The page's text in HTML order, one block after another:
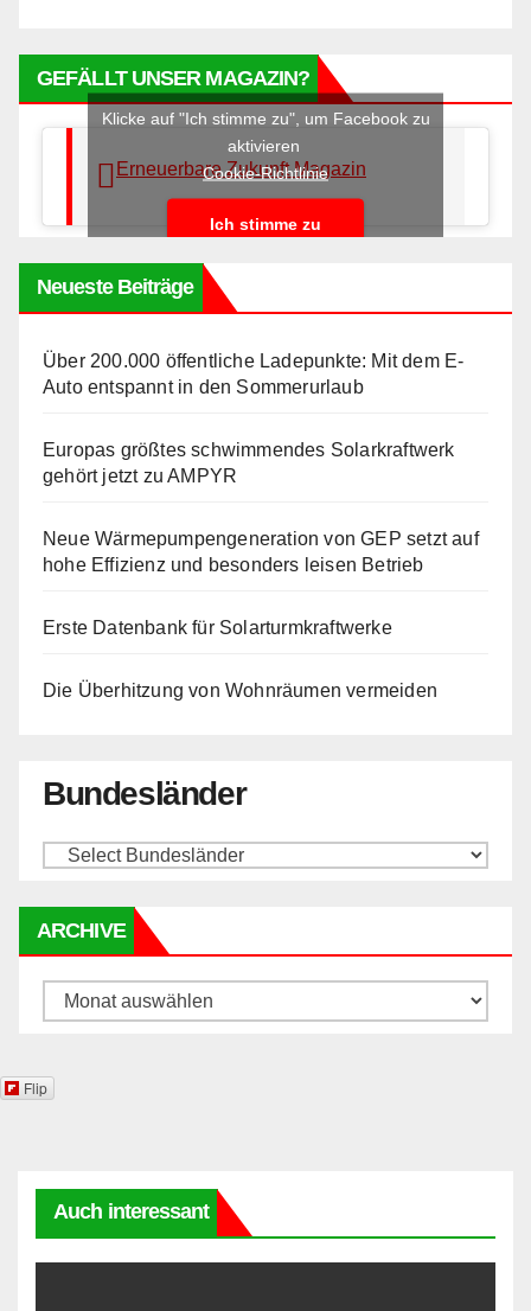
GEFÄLLT UNSER MAGAZIN?
Erneuerbare Zukunft Magazin
Klicke auf "Ich stimme zu", um Facebook zu
aktivieren
Cookie-Richtlinie
Ich stimme zu
Neueste Beiträge
Über 200.000 öffentliche Ladepunkte: Mit dem E-
Auto entspannt in den Sommerurlaub
Europas größtes schwimmendes Solarkraftwerk
gehört jetzt zu AMPYR
Neue Wärmepumpengeneration von GEP setzt auf
hohe Effizienz und besonders leisen Betrieb
Erste Datenbank für Solarturmkraftwerke
Die Überhitzung von Wohnräumen vermeiden
Bundesländer
ARCHIVE
Archive
Flip
Auch interessant